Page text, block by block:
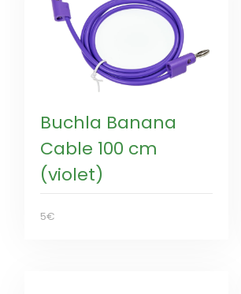
Buchla Banana
Cable 100 cm
(violet)
5€